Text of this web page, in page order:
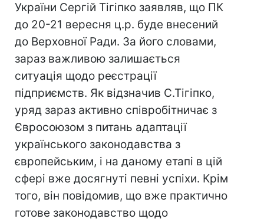
України Сергій Тігіпко заявляв, що ПК
до 20-21 вересня ц.р. буде внесений
до Верховної Ради. За його словами,
зараз важливою залишається
ситуація щодо реєстрації
підприємств. Як відзначив С.Тігіпко,
уряд зараз активно співробітничає з
Євросоюзом з питань адаптації
українського законодавства з
європейським, і на даному етапі в цій
сфері вже досягнуті певні успіхи. Крім
того, він повідомив, що вже практично
готове законодавство щодо